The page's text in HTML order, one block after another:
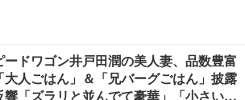
ードワゴン井戸田潤の美人妻、品数豊富
大人ごはん」＆「兄バーグごはん」披露
響「ズラリと並んでて豪華」「小さい海